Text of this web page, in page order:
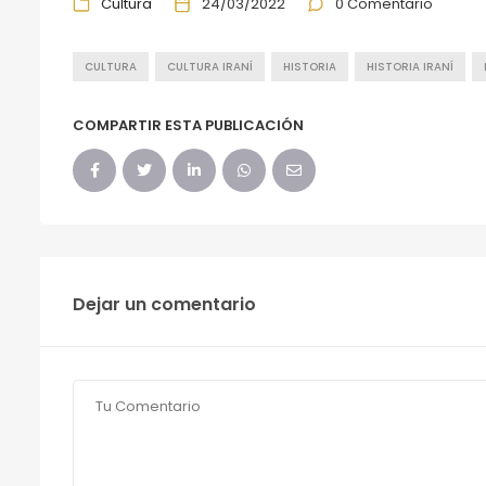
CULTURA CULTURA IRANÍ HISTORIA HISTORIA IRANÍ
COMPARTIR ESTA PUBLICACIÓN
Dejar un comentario